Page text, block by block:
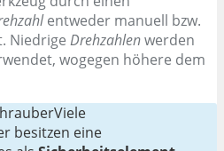
entweder manuell bzw.
Niedrige Drehzahlenwerden
wogegen höhere dem
Viele
besitzen eine